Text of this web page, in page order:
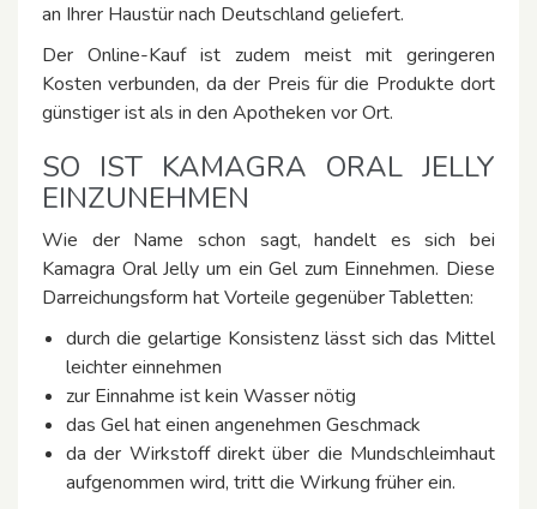
an Ihrer Haustür nach Deutschland geliefert.
Der Online-Kauf ist zudem meist mit geringeren
Kosten verbunden, da der Preis für die Produkte dort
günstiger ist als in den Apotheken vor Ort.
SO IST KAMAGRA ORAL JELLY
EINZUNEHMEN
Wie der Name schon sagt, handelt es sich bei
Kamagra Oral Jelly um ein Gel zum Einnehmen. Diese
Darreichungsform hat Vorteile gegenüber Tabletten:
durch die gelartige Konsistenz lässt sich das Mittel
leichter einnehmen
zur Einnahme ist kein Wasser nötig
das Gel hat einen angenehmen Geschmack
da der Wirkstoff direkt über die Mundschleimhaut
aufgenommen wird, tritt die Wirkung früher ein.